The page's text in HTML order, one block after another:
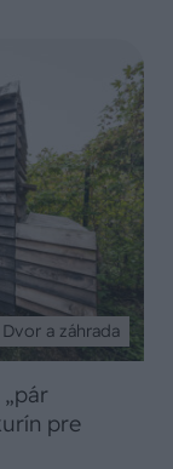
Dvor a záhrada
pre